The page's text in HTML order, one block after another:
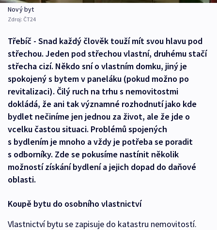
Nový byt
Zdroj: ČT24
Třebíč - Snad každý člověk touží mít svou hlavu pod
střechou. Jeden pod střechou vlastní, druhému stačí
střecha cizí. Někdo sní o vlastním domku, jiný je
spokojený s bytem v paneláku (pokud možno po
revitalizaci). Čilý ruch na trhu s nemovitostmi
dokládá, že ani tak významné rozhodnutí jako kde
bydlet nečiníme jen jednou za život, ale že jde o
vcelku častou situaci. Problémů spojených
s bydlením je mnoho a vždy je potřeba se poradit
s odborníky. Zde se pokusíme nastínit několik
možností získání bydlení a jejich dopad do daňové
oblasti.
Koupě bytu do osobního vlastnictví
Vlastnictví bytu se zapisuje do katastru nemovitostí.